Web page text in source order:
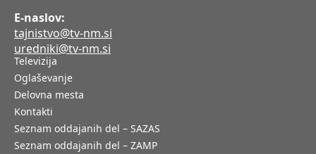
E-naslov:
tajnistvo@tv-nm.si
uredniki@tv-nm.si
Televizija
Oglaševanje
Delovna mesta
Kontakti
Seznam oddajanih del – SAZAS
Seznam oddajanih del – ZAMP